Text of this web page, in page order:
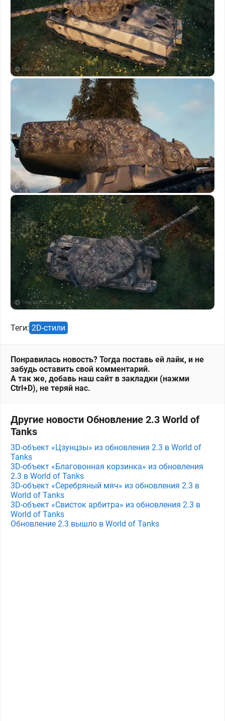
Теги: 2D-стили
Понравилась новость? Тогда поставь ей лайк, и не
забудь оставить свой комментарий.
А так же, добавь наш сайт в закладки (нажми
Ctrl+D), не теряй нас.
Другие новости Обновление 2.3 World of
Tanks
3D-объект «Цзунцзы» из обновления 2.3 в World of
Tanks
3D-объект «Благовонная корзинка» из обновления
2.3 в World of Tanks
3D-объект «Серебряный мяч» из обновления 2.3 в
World of Tanks
3D-объект «Свисток арбитра» из обновления 2.3 в
World of Tanks
Обновление 2.3 вышло в World of Tanks